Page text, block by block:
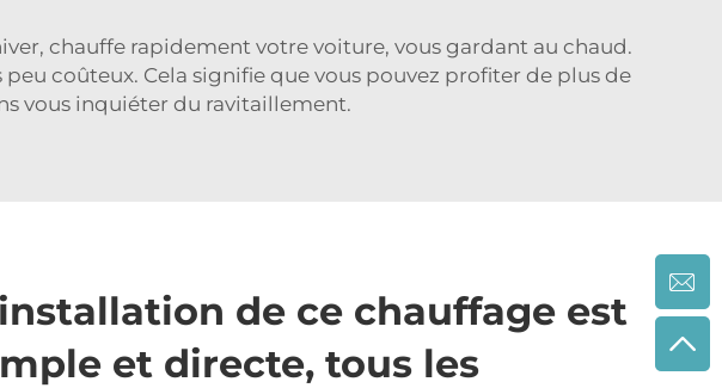
chauffe rapidement votre voiture, vous gardant au chaud.
coûteux. Cela signifie que vous pouvez profiter de plus de
vous inquiéter du ravitaillement.
de ce chauffage est
et directe, tous les